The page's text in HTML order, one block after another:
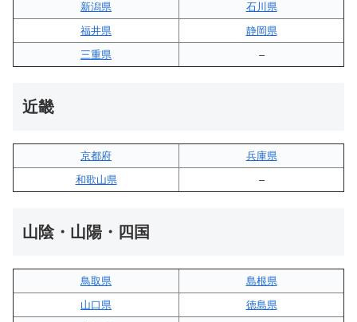
新潟県
石川県
福井県
静岡県
三重県
–
近畿
京都府
兵庫県
和歌山県
–
山陰・山陽・四国
鳥取県
島根県
山口県
徳島県